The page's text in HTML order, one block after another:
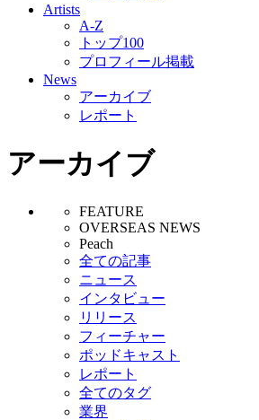
Artists
A-Z
トップ100
プロフィール掲載
News
アーカイブ
レポート
アーカイブ
FEATURE
OVERSEAS NEWS
Peach
全ての記事
ニュース
インタビュー
リリース
フィーチャー
ポッドキャスト
レポート
全てのタグ
業界